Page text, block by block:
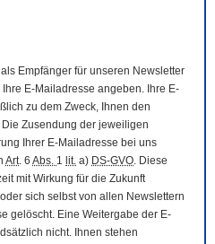
Empfänger für unseren Newsletter
E-Mail adresse angeben. Ihre E-
zu dem Zweck, Ihnen den
Zusendung der jeweiligen
Ihrer E-Mail adresse bei uns
Art. 6 Abs. 1 lit. a) DS-GVO. Diese
mit Wirkung für die Zukunft
sich selbst von allen Newslettern
gelöscht. Eine Weitergabe der E-
nicht. Ihnen stehen